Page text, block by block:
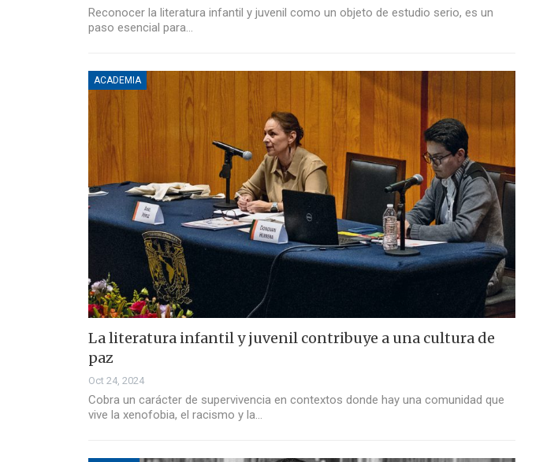
Reconocer la literatura infantil y juvenil como un objeto de estudio serio, es un
paso esencial para…
ACADEMIA
La literatura infantil y juvenil contribuye a una cultura de
paz
Oct 24, 2024
Cobra un carácter de supervivencia en contextos donde hay una comunidad que
vive la xenofobia, el racismo y la…